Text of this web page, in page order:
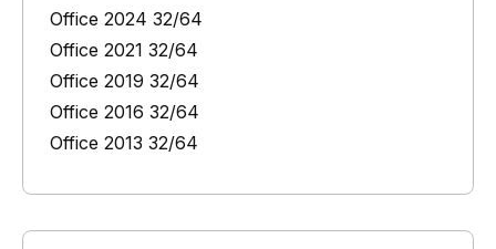
Office 2024 32/64
Office 2021 32/64
Office 2019 32/64
Office 2016 32/64
Office 2013 32/64